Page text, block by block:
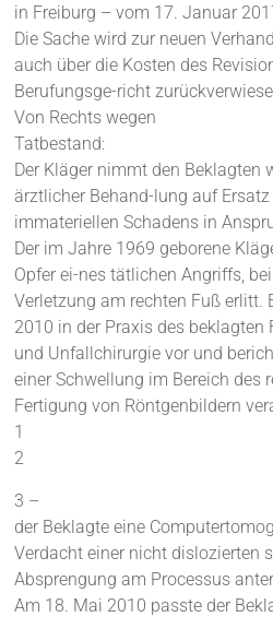
in Freiburg – vom 17. Januar
Die Sache wird zur neuen
auch über die Kosten des
Berufungsge-richt
Von Rechts wegen
Tatbestand:
Der Kläger nimmt den Beklagten
ärztlicher Behand-lung auf
immateriellen Schadens in
Der im Jahre 1969 geborene
Opfer ei-nes tätlichen Angriffs,
Verletzung am rechten Fuß erlitt.
2010 in der Praxis des beklagten
und Unfallchirurgie vor und
einer Schwellung im Bereich des
Fertigung von Röntgenbildern
1
2
3 –
der Beklagte eine
Verdacht einer nicht dislozierten
Absprengung am Processus
Am 18. Mai 2010 passte der